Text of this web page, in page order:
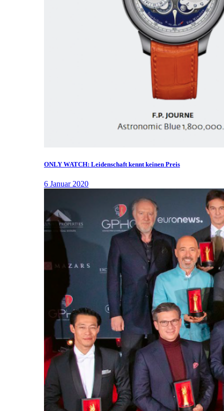
ONLY WATCH: Leidenschaft kennt keinen Preis
6 Januar 2020